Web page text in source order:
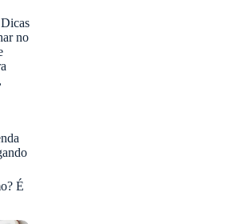
Dicas
no
,
É